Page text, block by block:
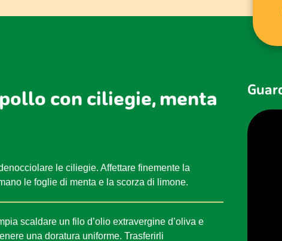
con ciliegie, menta
le ciliegie. Affettare finemente la
le foglie di menta e la scorza di limone.
scaldare un filo d’olio extravergine d’oliva e
una doratura uniforme. Trasferirli